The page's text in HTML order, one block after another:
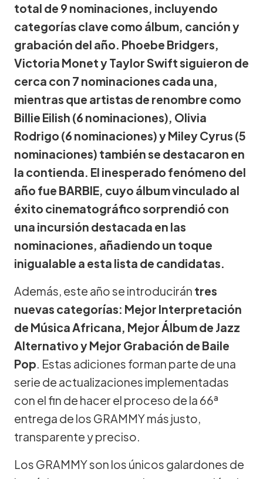
total de 9 nominaciones, incluyendo
categorías clave como álbum, canción y
grabación del año. Phoebe Bridgers,
Victoria Monet y Taylor Swift siguieron de
cerca con 7 nominaciones cada una,
mientras que artistas de renombre como
Billie Eilish (6 nominaciones), Olivia
Rodrigo (6 nominaciones) y Miley Cyrus (5
nominaciones) también se destacaron en
la contienda. El inesperado fenómeno del
año fue BARBIE, cuyo álbum vinculado al
éxito cinematográfico sorprendió con
una incursión destacada en las
nominaciones, añadiendo un toque
inigualable a esta lista de candidatas.
Además, este año se introducirán tres
nuevas categorías: Mejor Interpretación
de Música Africana, Mejor Álbum de Jazz
Alternativo y Mejor Grabación de Baile
Pop. Estas adiciones forman parte de una
serie de actualizaciones implementadas
con el fin de hacer el proceso de la 66ª
entrega de los GRAMMY más justo,
transparente y preciso.
Los GRAMMY son los únicos galardones de